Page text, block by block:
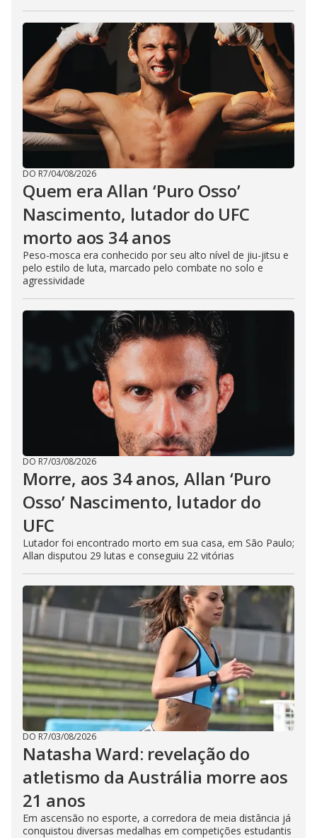
DO R7/04/08/2026
Quem era Allan ‘Puro Osso’
Nascimento, lutador do UFC
morto aos 34 anos
Peso-mosca era conhecido por seu alto nível de jiu-jitsu e
pelo estilo de luta, marcado pelo combate no solo e
agressividade
DO R7/03/08/2026
Morre, aos 34 anos, Allan ‘Puro
Osso’ Nascimento, lutador do
UFC
Lutador foi encontrado morto em sua casa, em São Paulo;
Allan disputou 29 lutas e conseguiu 22 vitórias
DO R7/03/08/2026
Natasha Ward: revelação do
atletismo da Austrália morre aos
21 anos
Em ascensão no esporte, a corredora de meia distância já
conquistou diversas medalhas em competições estudantis